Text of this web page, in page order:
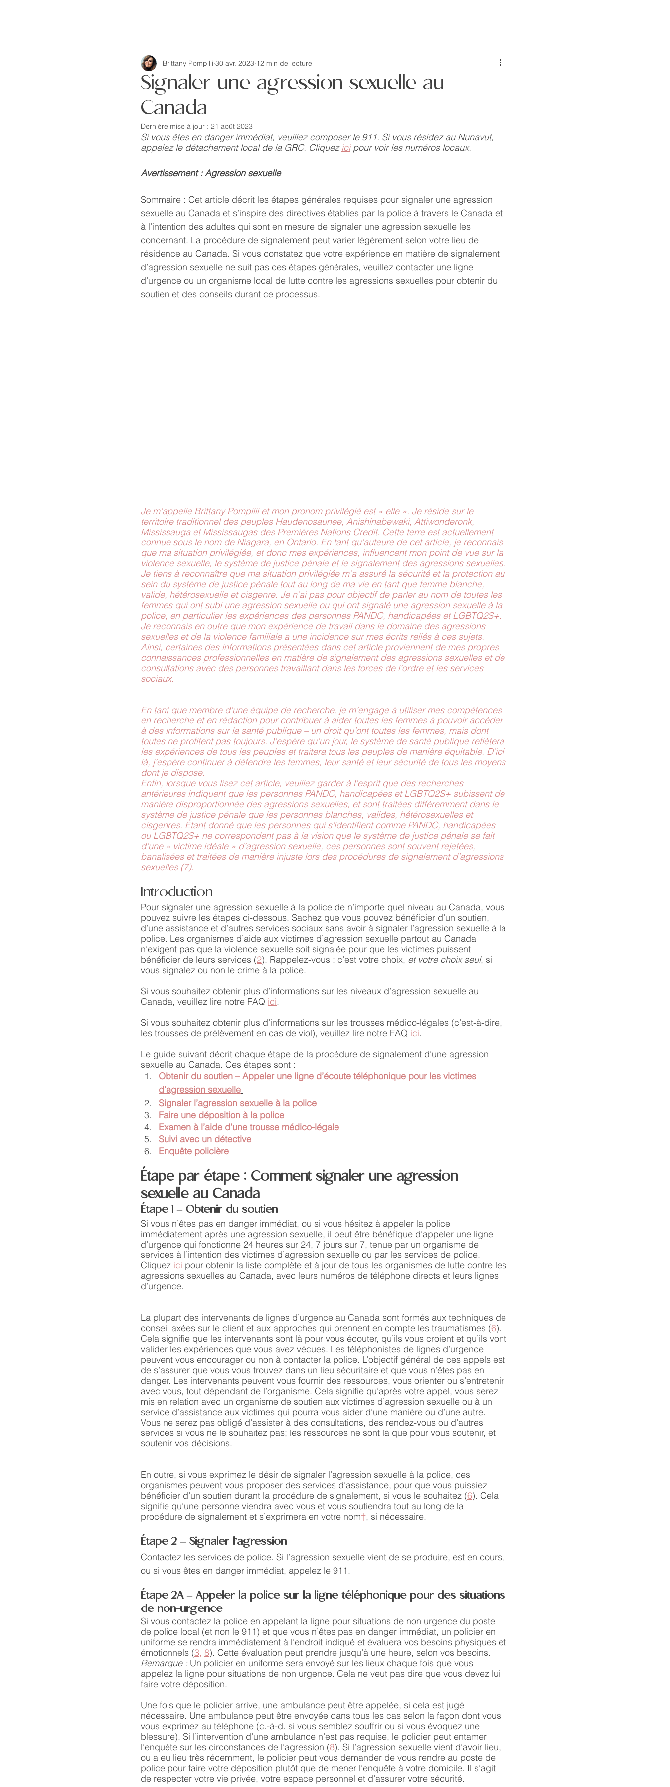
Signaler une agression sexuelle au
Canada
Brittany Pompilii 30 avr. 2023 12 min de lecture
Dernière mise à jour : 21 août 2023
Si vous êtes en danger immédiat, veuillez composer le 911. Si vous résidez au Nunavut,
appelez le détachement local de la GRC. Cliquez ici pour voir les numéros locaux.
Avertissement : Agression sexuelle
Sommaire : Cet article décrit les étapes générales requises pour signaler une agression
sexuelle au Canada et s’inspire des directives établies par la police à travers le Canada et
à l’intention des adultes qui sont en mesure de signaler une agression sexuelle les
concernant. La procédure de signalement peut varier légèrement selon votre lieu de
résidence au Canada. Si vous constatez que votre expérience en matière de signalement
d’agression sexuelle ne suit pas ces étapes générales, veuillez contacter une ligne
d’urgence ou un organisme local de lutte contre les agressions sexuelles pour obtenir du
soutien et des conseils durant ce processus.
Je m’appelle Brittany Pompilii et mon pronom privilégié est « elle ». Je réside sur le
territoire traditionnel des peuples Haudenosaunee, Anishinabewaki, Attiwonderonk,
Mississauga et Mississaugas des Premières Nations Credit. Cette terre est actuellement
connue sous le nom de Niagara, en Ontario. En tant qu’auteure de cet article, je reconnais
que ma situation privilégiée, et donc mes expériences, influencent mon point de vue sur la
violence sexuelle, le système de justice pénale et le signalement des agressions sexuelles.
Je tiens à reconnaître que ma situation privilégiée m’a assuré la sécurité et la protection au
sein du système de justice pénale tout au long de ma vie en tant que femme blanche,
valide, hétérosexuelle et cisgenre. Je n’ai pas pour objectif de parler au nom de toutes les
femmes qui ont subi une agression sexuelle ou qui ont signalé une agression sexuelle à la
police, en particulier les expériences des personnes PANDC, handicapées et LGBTQ2S+.
Je reconnais en outre que mon expérience de travail dans le domaine des agressions
sexuelles et de la violence familiale a une incidence sur mes écrits reliés à ces sujets.
Ainsi, certaines des informations présentées dans cet article proviennent de mes propres
connaissances professionnelles en matière de signalement des agressions sexuelles et de
consultations avec des personnes travaillant dans les forces de l’ordre et les services
sociaux.
En tant que membre d’une équipe de recherche, je m’engage à utiliser mes compétences
en recherche et en rédaction pour contribuer à aider toutes les femmes à pouvoir accéder
à des informations sur la santé publique – un droit qu’ont toutes les femmes, mais dont
toutes ne profitent pas toujours. J’espère qu’un jour, le système de santé publique reflètera
les expériences de tous les peuples et traitera tous les peuples de manière équitable. D’ici
là, j’espère continuer à défendre les femmes, leur santé et leur sécurité de tous les moyens
dont je dispose.
Enfin, lorsque vous lisez cet article, veuillez garder à l’esprit que des recherches
antérieures indiquent que les personnes PANDC, handicapées et LGBTQ2S+ subissent de
manière disproportionnée des agressions sexuelles, et sont traitées différemment dans le
système de justice pénale que les personnes blanches, valides, hétérosexuelles et
cisgenres. Étant donné que les personnes qui s’identifient comme PANDC, handicapées
ou LGBTQ2S+ ne correspondent pas à la vision que le système de justice pénale se fait
d’une « victime idéale » d’agression sexuelle, ces personnes sont souvent rejetées,
banalisées et traitées de manière injuste lors des procédures de signalement d’agressions
sexuelles (7).
Introduction
Pour signaler une agression sexuelle à la police de n’importe quel niveau au Canada, vous
pouvez suivre les étapes ci-dessous. Sachez que vous pouvez bénéficier d’un soutien,
d’une assistance et d’autres services sociaux sans avoir à signaler l’agression sexuelle à la
police. Les organismes d’aide aux victimes d’agression sexuelle partout au Canada
n’exigent pas que la violence sexuelle soit signalée pour que les victimes puissent
bénéficier de leurs services (2). Rappelez-vous : c’est votre choix, et votre choix seul, si
vous signalez ou non le crime à la police.
Si vous souhaitez obtenir plus d’informations sur les niveaux d’agression sexuelle au
Canada, veuillez lire notre FAQ ici.
Si vous souhaitez obtenir plus d’informations sur les trousses médico-légales (c’est-à-dire,
les trousses de prélèvement en cas de viol), veuillez lire notre FAQ ici.
Le guide suivant décrit chaque étape de la procédure de signalement d’une agression
sexuelle au Canada. Ces étapes sont :
Obtenir du soutien – Appeler une ligne d’écoute téléphonique pour les victimes
d’agression sexuelle
Signaler l’agression sexuelle à la police
Faire une déposition à la police
Examen à l’aide d’une trousse médico-légale
Suivi avec un détective
Enquête policière
Étape par étape : Comment signaler une agression
sexuelle au Canada
Étape 1 – Obtenir du soutien
Si vous n’êtes pas en danger immédiat, ou si vous hésitez à appeler la police
immédiatement après une agression sexuelle, il peut être bénéfique d’appeler une ligne
d’urgence qui fonctionne 24 heures sur 24, 7 jours sur 7, tenue par un organisme de
services à l’intention des victimes d’agression sexuelle ou par les services de police.
Cliquez ici pour obtenir la liste complète et à jour de tous les organismes de lutte contre les
agressions sexuelles au Canada, avec leurs numéros de téléphone directs et leurs lignes
d’urgence.
La plupart des intervenants de lignes d’urgence au Canada sont formés aux techniques de
conseil axées sur le client et aux approches qui prennent en compte les traumatismes (6).
Cela signifie que les intervenants sont là pour vous écouter, qu’ils vous croient et qu’ils vont
valider les expériences que vous avez vécues. Les téléphonistes de lignes d’urgence
peuvent vous encourager ou non à contacter la police. L’objectif général de ces appels est
de s’assurer que vous vous trouvez dans un lieu sécuritaire et que vous n’êtes pas en
danger. Les intervenants peuvent vous fournir des ressources, vous orienter ou s’entretenir
avec vous, tout dépendant de l’organisme. Cela signifie qu’après votre appel, vous serez
mis en relation avec un organisme de soutien aux victimes d’agression sexuelle ou à un
service d’assistance aux victimes qui pourra vous aider d’une manière ou d’une autre.
Vous ne serez pas obligé d’assister à des consultations, des rendez-vous ou d’autres
services si vous ne le souhaitez pas; les ressources ne sont là que pour vous soutenir, et
soutenir vos décisions.
En outre, si vous exprimez le désir de signaler l’agression sexuelle à la police, ces
organismes peuvent vous proposer des services d’assistance, pour que vous puissiez
bénéficier d’un soutien durant la procédure de signalement, si vous le souhaitez (6). Cela
signifie qu’une personne viendra avec vous et vous soutiendra tout au long de la
procédure de signalement et s’exprimera en votre nom†, si nécessaire.
Étape 2 – Signaler l’agression
Contactez les services de police. Si l’agression sexuelle vient de se produire, est en cours,
ou si vous êtes en danger immédiat, appelez le 911.
Étape 2A – Appeler la police sur la ligne téléphonique pour des situations
de non-urgence
Si vous contactez la police en appelant la ligne pour situations de non urgence du poste
de police local (et non le 911) et que vous n’êtes pas en danger immédiat, un policier en
uniforme se rendra immédiatement à l’endroit indiqué et évaluera vos besoins physiques et
émotionnels (3, 8). Cette évaluation peut prendre jusqu’à une heure, selon vos besoins.
Remarque : Un policier en uniforme sera envoyé sur les lieux chaque fois que vous
appelez la ligne pour situations de non urgence. Cela ne veut pas dire que vous devez lui
faire votre déposition.
Une fois que le policier arrive, une ambulance peut être appelée, si cela est jugé
nécessaire. Une ambulance peut être envoyée dans tous les cas selon la façon dont vous
vous exprimez au téléphone (c.-à-d. si vous semblez souffrir ou si vous évoquez une
blessure). Si l’intervention d’une ambulance n’est pas requise, le policier peut entamer
l’enquête sur les circonstances de l’agression (8). Si l’agression sexuelle vient d’avoir lieu,
ou a eu lieu très récemment, le policier peut vous demander de vous rendre au poste de
police pour faire votre déposition plutôt que de mener l’enquête à votre domicile. Il s’agit
de respecter votre vie privée, votre espace personnel et d’assurer votre sécurité.